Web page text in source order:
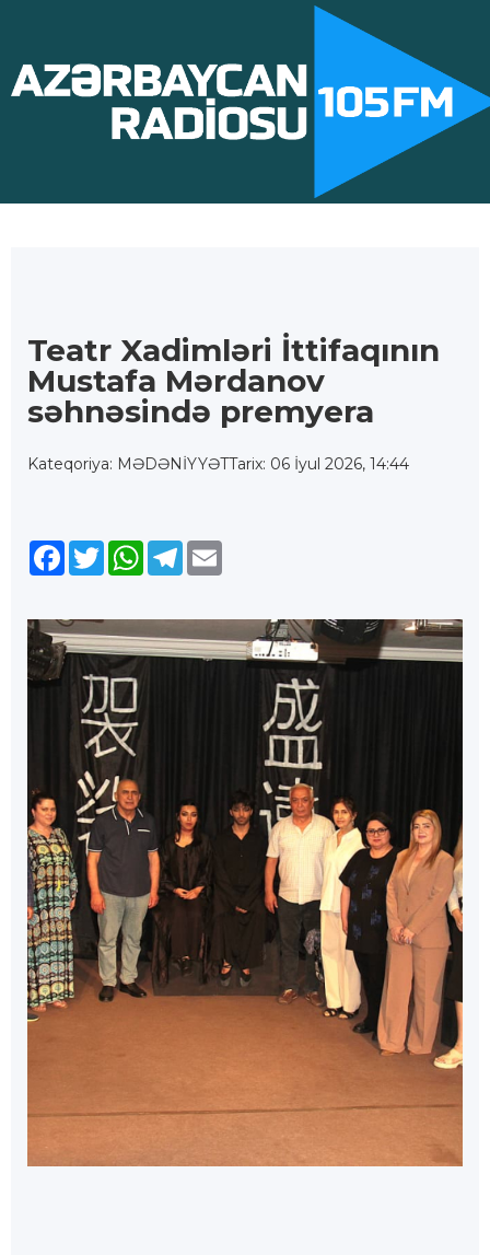
Teatr Xadimləri İttifaqının
Mustafa Mərdanov
səhnəsində premyera
Kateqoriya: MƏDƏNİYYƏTTarix: 06 İyul 2026, 14:44
Facebook
TwitterWhatsApp
Telegram